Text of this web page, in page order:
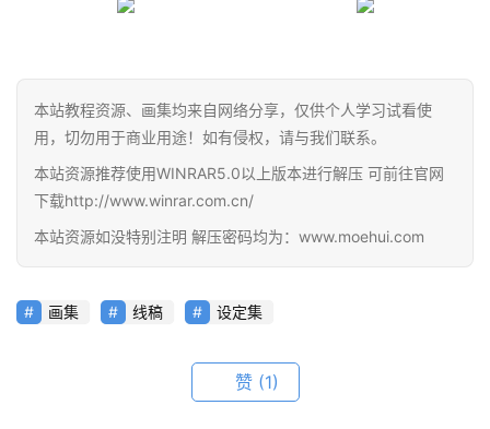
图
例
素
材
图
库
本站教程资源、画集均来自网络分享，仅供个人学习试看使
用，切勿用于商业用途！如有侵权，请与我们联系。
本站资源推荐使用WINRAR5.0以上版本进行解压 可前往官网
下载http://www.winrar.com.cn/
本站资源如没特别注明 解压密码均为：www.moehui.com
画集 线稿 设定集
赞 (1)